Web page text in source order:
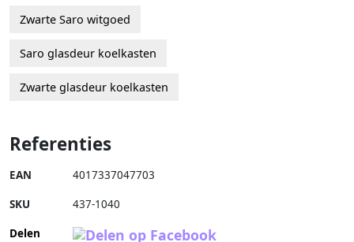
Zwarte Saro witgoed
Saro glasdeur koelkasten
Zwarte glasdeur koelkasten
Referenties
EAN 4017337047703
SKU 437-1040
Delen